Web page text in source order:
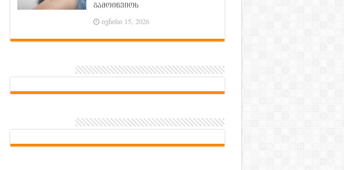
გამოიწვიოს
ივნისი 15, 2026